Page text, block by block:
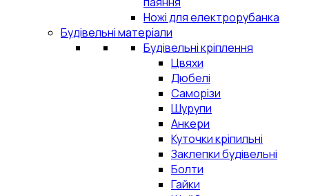
Ножі для електрорубанка
Будівельні матеріали
Будівельні кріплення
Цвяхи
Дюбелі
Саморізи
Шурупи
Анкери
Куточки кріпильні
Заклепки будівельні
Болти
Гайки